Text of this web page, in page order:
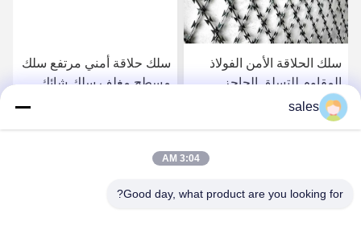
سلك الحلاقة الأمن الفولاذ
المقاوم للتسلق الحاجز
الحلاقة الشريط كونسيرتينا
سلك الملفوف
سلك حلاقة أمني مرتفع سلك
مسطح مغلف سلك شائك
sales
3:04 AM
Good day, what product are you looking for?